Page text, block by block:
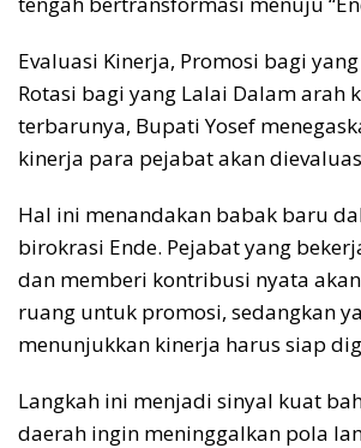
Evaluasi Kinerja, Promosi bagi
Rotasi bagi yang Lalai Dalam arah
terbarunya, Bupati Yosef
kinerja para pejabat akan
Hal ini menandakan babak baru
birokrasi Ende. Pejabat yang
dan memberi kontribusi nyata
ruang untuk promosi, sedangkan
menunjukkan kinerja harus siap
Langkah ini menjadi sinyal kuat
daerah ingin meninggalkan pola